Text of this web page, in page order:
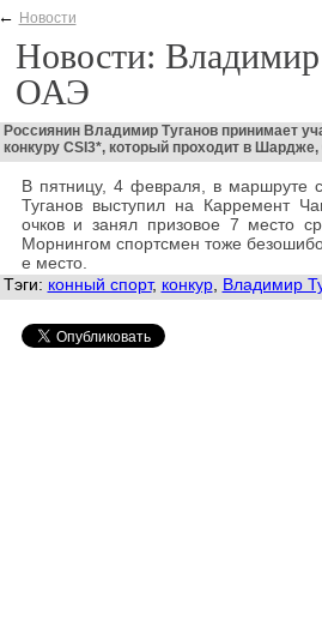
← Новости
Новости: Владимир
ОАЭ
Россиянин Владимир Туганов принимает
конкуру CSI3*, который проходит в
В пятницу, 4 февраля, в маршруте
Туганов выступил на Карремент
очков и занял призовое 7 место
Морнингом спортсмен тоже
е место.
Тэги: конный спорт, конкур, Владимир